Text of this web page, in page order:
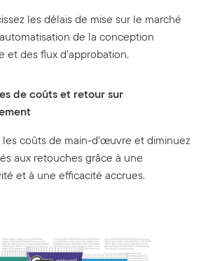
les délais de mise sur le marché
de la conception
et des flux d’approbation.
de coûts et retour sur
les coûts de main-d’œuvre et diminuez
aux retouches grâce à une
et à une efficacité accrues.